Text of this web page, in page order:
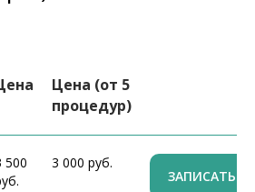
Цена (от 5
процедур)
500
3 000 руб.
ЗАПИСАТЬСЯ